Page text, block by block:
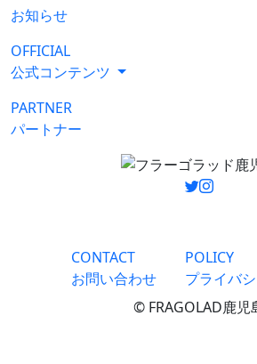
お知らせ
OFFICIAL
公式コンテンツ
PARTNER
パートナー
CONTACT
お問い合わせ
POLICY
プライバ
© FRAGOLAD鹿児